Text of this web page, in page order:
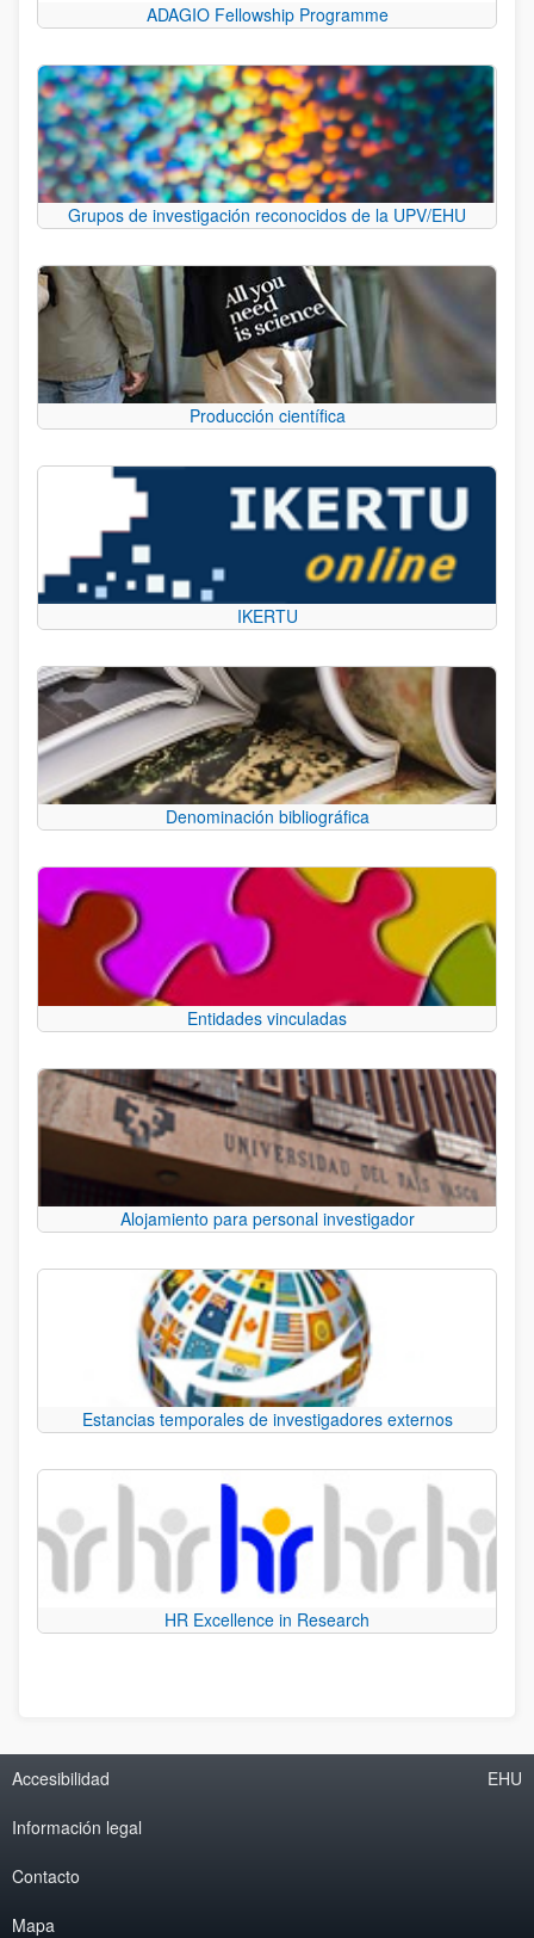
ADAGIO Fellowship Programme
Grupos de investigación reconocidos de la UPV/EHU
Producción científica
IKERTU
Denominación bibliográfica
Entidades vinculadas
Alojamiento para personal investigador
Estancias temporales de investigadores externos
HR Excellence in Research
Accesibilidad
Información legal
Contacto
Mapa
EHU